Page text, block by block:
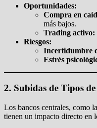
Oportunidades:
Compra en
más bajos.
Trading activo:
Riesgos:
Incertidumbre
Estrés
2. Subidas de Tipos
Los bancos centrales, como
tienen un impacto directo en